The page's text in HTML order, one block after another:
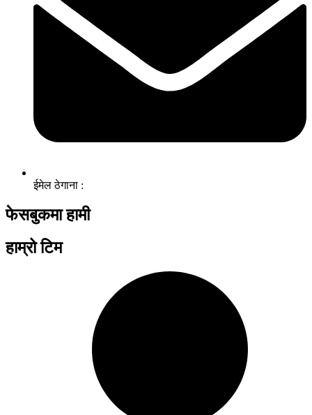
ईमेल ठेगाना :
फेसबुकमा हामी
हाम्रो टिम